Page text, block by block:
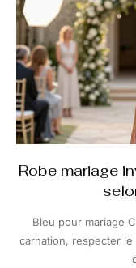
Robe mariage
Bleu pour mariage
carnation, respecter le